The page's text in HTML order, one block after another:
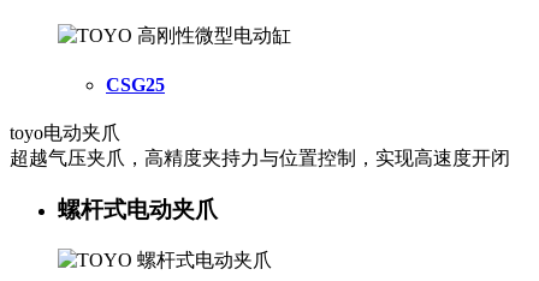
CSG25
toyo电动夹爪
超越气压夹爪，高精度夹持力与位置控制，实现高速度开闭
螺杆式电动夹爪